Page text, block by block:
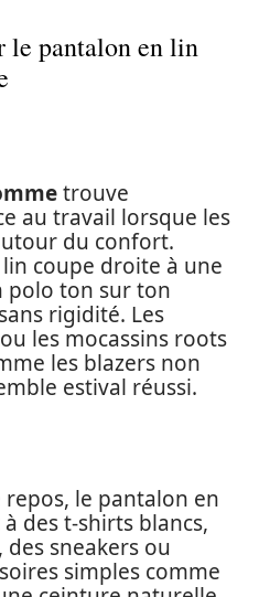
le pantalon en lin
trouve
au travail lorsque les
du confort.
coupe droite à une
polo ton sur ton
rigidité. Les
les mocassins roots
les blazers non
estival réussi.
le pantalon en
à des t-shirts blancs,
sneakers ou
simples comme